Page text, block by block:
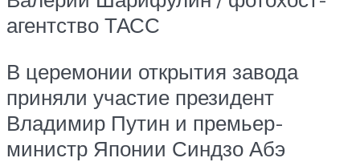
агентство ТАСС
В церемонии открытия завода
приняли участие президент
Владимир Путин и премьер-
министр Японии Синдзо Абэ